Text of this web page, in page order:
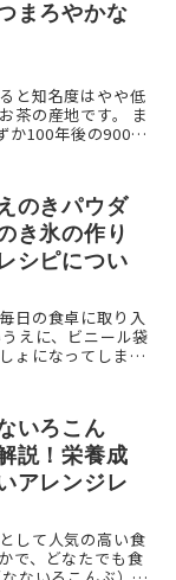
まろやかな
と知名度はやや低
茶の産地です。 ま
か100年後の900年
のきパウダ
き氷の作り
シピについ
日の食卓に取り入
えに、ビニール袋
ょになってしまい
いろこん
説！栄養成
アレンジレ
して人気の高い食
で、どなたでも食